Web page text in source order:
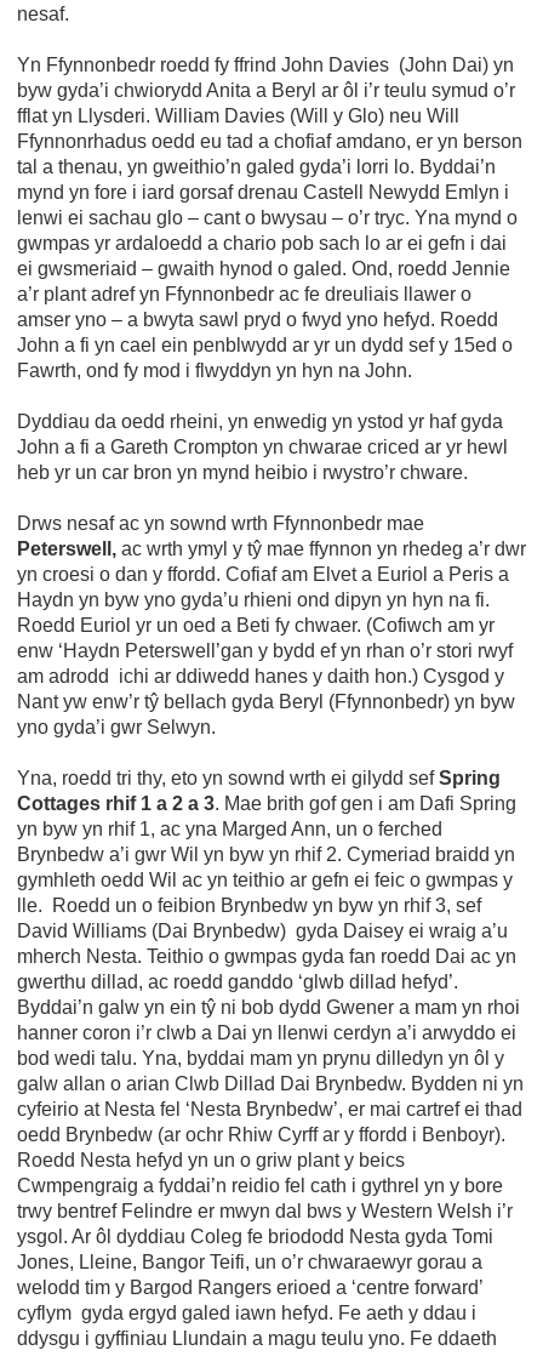
nesaf.
Yn Ffynnonbedr roedd fy ffrind John Davies (John Dai) yn
byw gyda’i chwiorydd Anita a Beryl ar ôl i’r teulu symud o’r
fflat yn Llysderi. William Davies (Will y Glo) neu Will
Ffynnonrhadus oedd eu tad a chofiaf amdano, er yn berson
tal a thenau, yn gweithio’n galed gyda’i lorri lo. Byddai’n
mynd yn fore i iard gorsaf drenau Castell Newydd Emlyn i
lenwi ei sachau glo – cant o bwysau – o’r tryc. Yna mynd o
gwmpas yr ardaloedd a chario pob sach lo ar ei gefn i dai
ei gwsmeriaid – gwaith hynod o galed. Ond, roedd Jennie
a’r plant adref yn Ffynnonbedr ac fe dreuliais llawer o
amser yno – a bwyta sawl pryd o fwyd yno hefyd. Roedd
John a fi yn cael ein penblwydd ar yr un dydd sef y 15ed o
Fawrth, ond fy mod i flwyddyn yn hyn na John.
Dyddiau da oedd rheini, yn enwedig yn ystod yr haf gyda
John a fi a Gareth Crompton yn chwarae criced ar yr hewl
heb yr un car bron yn mynd heibio i rwystro’r chware.
Drws nesaf ac yn sownd wrth Ffynnonbedr mae
Peterswell, ac wrth ymyl y tŷ mae ffynnon yn rhedeg a’r dwr
yn croesi o dan y ffordd. Cofiaf am Elvet a Euriol a Peris a
Haydn yn byw yno gyda’u rhieni ond dipyn yn hyn na fi.
Roedd Euriol yr un oed a Beti fy chwaer. (Cofiwch am yr
enw ‘Haydn Peterswell’gan y bydd ef yn rhan o’r stori rwyf
am adrodd ichi ar ddiwedd hanes y daith hon.) Cysgod y
Nant yw enw’r tŷ bellach gyda Beryl (Ffynnonbedr) yn byw
yno gyda’i gwr Selwyn.
Yna, roedd tri thy, eto yn sownd wrth ei gilydd sefSpring
Cottages rhif 1 a 2 a 3. Mae brith gof gen i am Dafi Spring
yn byw yn rhif 1, ac yna Marged Ann, un o ferched
Brynbedw a’i gwr Wil yn byw yn rhif 2. Cymeriad braidd yn
gymhleth oedd Wil ac yn teithio ar gefn ei feic o gwmpas y
lle. Roedd un o feibion Brynbedw yn byw yn rhif 3, sef
David Williams (Dai Brynbedw) gyda Daisey ei wraig a’u
mherch Nesta. Teithio o gwmpas gyda fan roedd Dai ac yn
gwerthu dillad, ac roedd ganddo ‘glwb dillad hefyd’.
Byddai’n galw yn ein tŷ ni bob dydd Gwener a mam yn rhoi
hanner coron i’r clwb a Dai yn llenwi cerdyn a’i arwyddo ei
bod wedi talu. Yna, byddai mam yn prynu dilledyn yn ôl y
galw allan o arian Clwb Dillad Dai Brynbedw. Bydden ni yn
cyfeirio at Nesta fel ‘Nesta Brynbedw’, er mai cartref ei thad
oedd Brynbedw (ar ochr Rhiw Cyrff ar y ffordd i Benboyr).
Roedd Nesta hefyd yn un o griw plant y beics
Cwmpengraig a fyddai’n reidio fel cath i gythrel yn y bore
trwy bentref Felindre er mwyn dal bws y Western Welsh i’r
ysgol. Ar ôl dyddiau Coleg fe briododd Nesta gyda Tomi
Jones, Lleine, Bangor Teifi, un o’r chwaraewyr gorau a
welodd tim y Bargod Rangers erioed a ‘centre forward’
cyflym gyda ergyd galed iawn hefyd. Fe aeth y ddau i
ddysgu i gyffiniau Llundain a magu teulu yno. Fe ddaeth